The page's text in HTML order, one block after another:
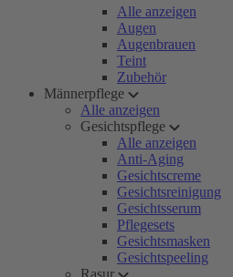
Alle anzeigen
Augen
Augenbrauen
Teint
Zubehör
Männerpflege
Alle anzeigen
Gesichtspflege
Alle anzeigen
Anti-Aging
Gesichtscreme
Gesichtsreinigung
Gesichtsserum
Pflegesets
Gesichtsmasken
Gesichtspeeling
Rasur